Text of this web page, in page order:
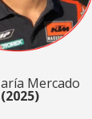
Mercado
(2025)